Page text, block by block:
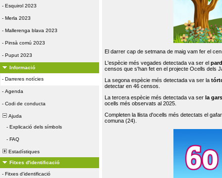
- Esquirol 2023
- Merla 2023
- Mallerenga blava 2023
- Pinsà comú 2023
- Puput 2023
Informació
- Darreres notícies
- Agenda
- Codi de conducta
Ajuda
- Explicació dels símbols
- FAQ
Estadístiques
Fitxes d'identificació
- Fitxes d'identificació
El darrer cap de setmana de maig vam fer el
L'espècie més vegades detectada va ser el
censos que s'han fet en el projecte Ocells dels
La segona espècie més detectada va ser la
detectar en 46 censos.
La tercera espècie més detectada va ser la
ocells més observats al 2025.
Completen la llista d'ocells més detectats el
comuna (24).